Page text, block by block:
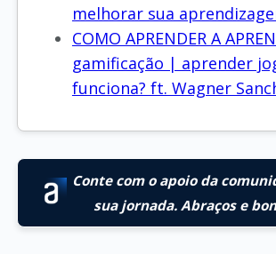
melhorar sua
COMO APRENDER A
gamificação | aprender
funciona? ft. Wagner
Conte com o apoio da
sua jornada. Abraços e